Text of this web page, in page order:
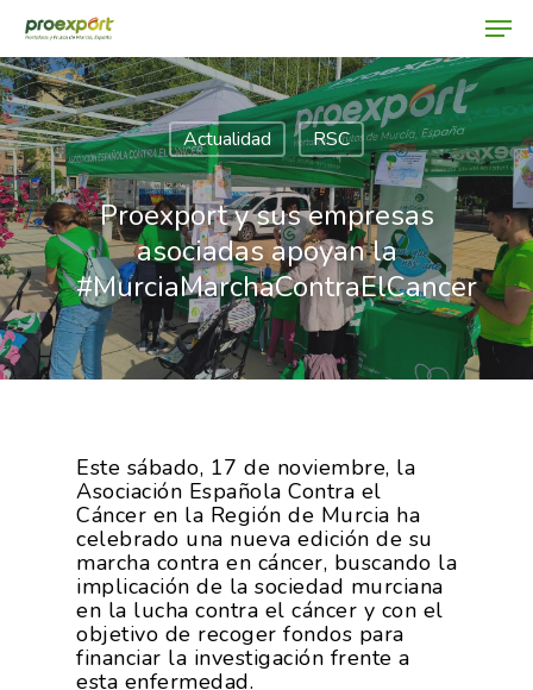
Hit enter to search or ESC to close
Actualidad RSC
Proexport y sus empresas
asociadas apoyan la
#MurciaMarchaContraElCancer
Este sábado, 17 de noviembre, la
Asociación Española Contra el
Cáncer en la Región de Murcia ha
celebrado una nueva edición de su
marcha contra en cáncer, buscando la
implicación de la sociedad murciana
en la lucha contra el cáncer y con el
objetivo de recoger fondos para
financiar la investigación frente a
esta enfermedad.